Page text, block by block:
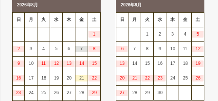
2026年8月
日 月 火 水 木 金 土
1
2 3 4 5 6 7 8
9 10 11 12 13 14 15
16 17 18 19 20 21 22
23 24 25 26 27 28 29
2026年9月
日 月 火 水 木 金 土
1 2 3 4 5
6 7 8 9 10 11 12
13 14 15 16 17 18 19
20 21 22 23 24 25 26
27 28 29 30